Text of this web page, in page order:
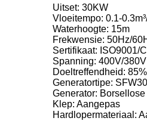
Uitset: 30KW
Vloeitempo: 0.1-
Waterhoogte: 15m
Frekwensie: 50Hz/
Sertifikaat: ISO9001/
Spanning: 400V/380V
Doeltreffendheid: 85%
Generatortipe: SFW30
Generator:
Klep: Aangepas
Hardlopermateriaal: